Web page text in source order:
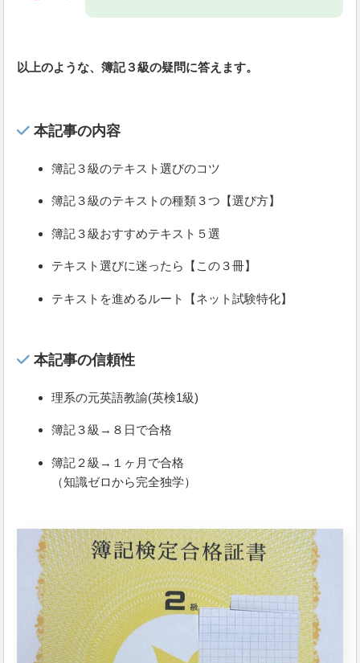
以上のような、簿記３級の疑問に答えます。
本記事の内容
簿記３級のテキスト選びのコツ
簿記３級のテキストの種類３つ【選び方】
簿記３級おすすめテキスト５選
テキスト選びに迷ったら【この３冊】
テキストを進めるルート【ネット試験特化】
本記事の信頼性
理系の元英語教諭(英検1級)
簿記３級→８日で合格
簿記２級→１ヶ月で合格
（知識ゼロから完全独学）